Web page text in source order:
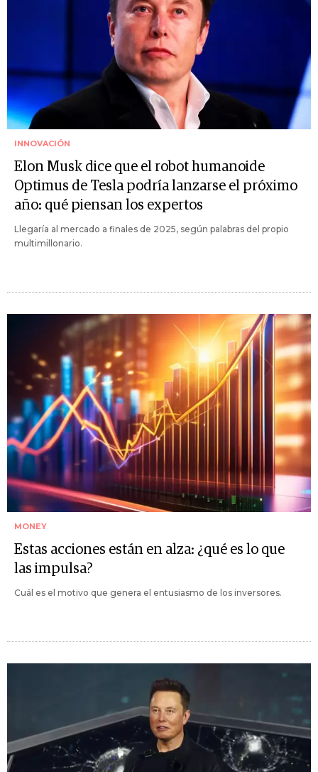
INNOVACIÓN
Elon Musk dice que el robot humanoide
Optimus de Tesla podría lanzarse el próximo
año: qué piensan los expertos
Llegaría al mercado a finales de 2025, según palabras del propio
multimillonario.
MONEY
Estas acciones están en alza: ¿qué es lo que
las impulsa?
Cuál es el motivo que genera el entusiasmo de los inversores.